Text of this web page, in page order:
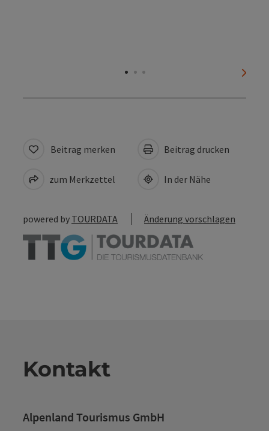
Beitrag merken
zum Merkzettel
Beitrag drucken
In der Nähe
powered by TOURDATA Änderung vorschlagen
Kontakt
Alpenland Tourismus GmbH